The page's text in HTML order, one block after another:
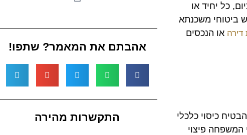
כל יחיד או
ביטוחי משכנתא
דירה או הנכסים
כיסוי כלכלי
המשפחה פיצוי
אהבתם את המאמר? שתפו!
התקשרות מהירה